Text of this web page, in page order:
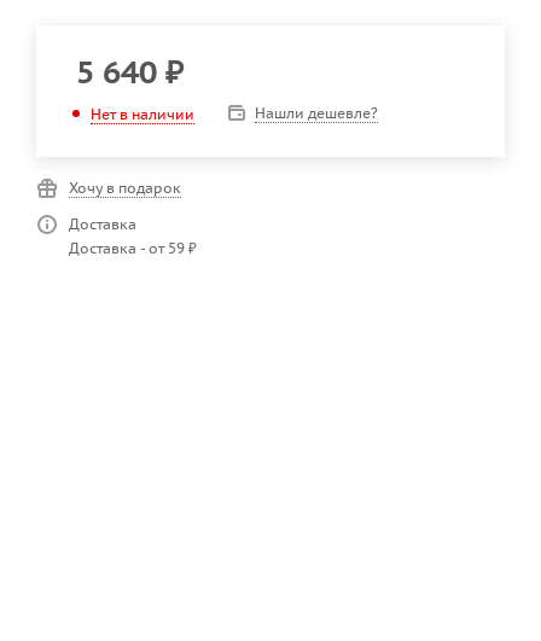
5 640 ₽
Нет в наличии Нашли дешевле?
Хочу в подарок
Доставка
Доставка - от 59 ₽